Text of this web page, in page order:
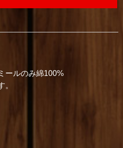
ールのみ綿100%